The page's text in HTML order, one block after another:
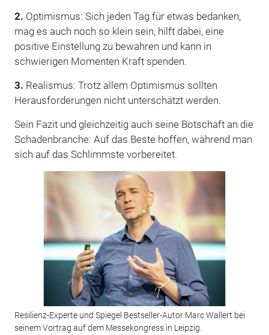
2. Optimismus: Sich jeden Tag für etwas bedanken,
mag es auch noch so klein sein, hilft dabei, eine
positive Einstellung zu bewahren und kann in
schwierigen Momenten Kraft spenden.
3. Realismus: Trotz allem Optimismus sollten
Herausforderungen nicht unterschätzt werden.
Sein Fazit und gleichzeitig auch seine Botschaft an die
Schadenbranche: Auf das Beste hoffen, während man
sich auf das Schlimmste vorbereitet.
Resilienz-Experte und Spiegel Bestseller-Autor Marc Wallert bei
seinem Vortrag auf dem Messekongress in Leipzig.